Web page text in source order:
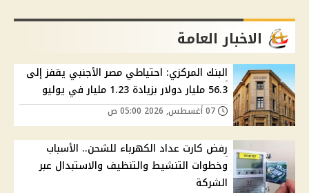
الاخبار العامة
البنك المركزي: احتياطي مصر الأجنبي يقفز إلى
56.3 مليار دولار بزيادة 1.23 مليار في يوليو
رفض كارت عداد الكهرباء للشحن.. الأسباب
وخطوات التنشيط والتنظيف والاستبدال عبر
الشركة